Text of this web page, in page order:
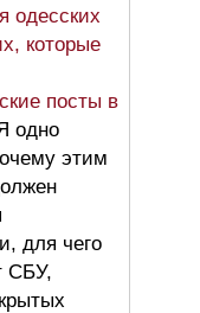
одесских
которые
посты в
одно
этим
для чего
СБУ,